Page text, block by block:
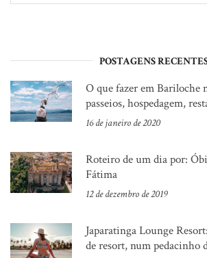
for:
POSTAGENS
O que fazer em Bariloche
passeios, hospedagem,
16 de janeiro de 2020
Roteiro de um dia por:
Fátima
12 de dezembro de 2019
Japaratinga Lounge
de resort, num pedacinho